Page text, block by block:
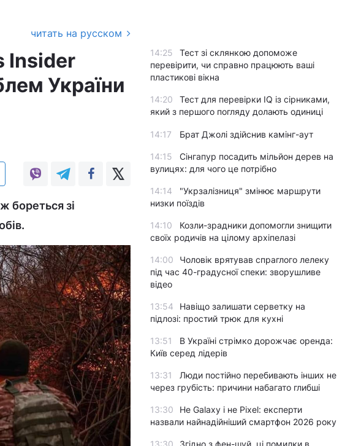
читать на русском
Insider
України
бореться зі
14:25
Тест зі склянкою допоможе
перевірити, чи справно працюють ваші
пластикові вікна
14:20
Тест для перевірки IQ із сірниками,
який з першого погляду долають одиниці
14:17 Брат Джолі здійснив камінг-аут
14:15
Сінгапур посадить мільйон дерев на
вулицях: для чого це потрібно
14:14
"Укрзалізниця" змінює маршрути
низки поїздів
14:10
Козли-зрадники допомогли знищити
своїх родичів на цілому архіпелазі
14:00
Чоловік врятував спраглого лелеку
під час 40-градусної спеки: зворушливе
відео
13:54
Навіщо залишати серветку на
підлозі: простий трюк для кухні
13:51
В Україні стрімко дорожчає оренда:
Київ серед лідерів
13:31
Люди постійно перебивають інших не
через грубість: причини набагато глибші
13:30
Не Galaxy і не Pixel: експерти
назвали найнадійніший смартфон 2026 року
13:30 Згідно з фен-шуй, ці помилки в